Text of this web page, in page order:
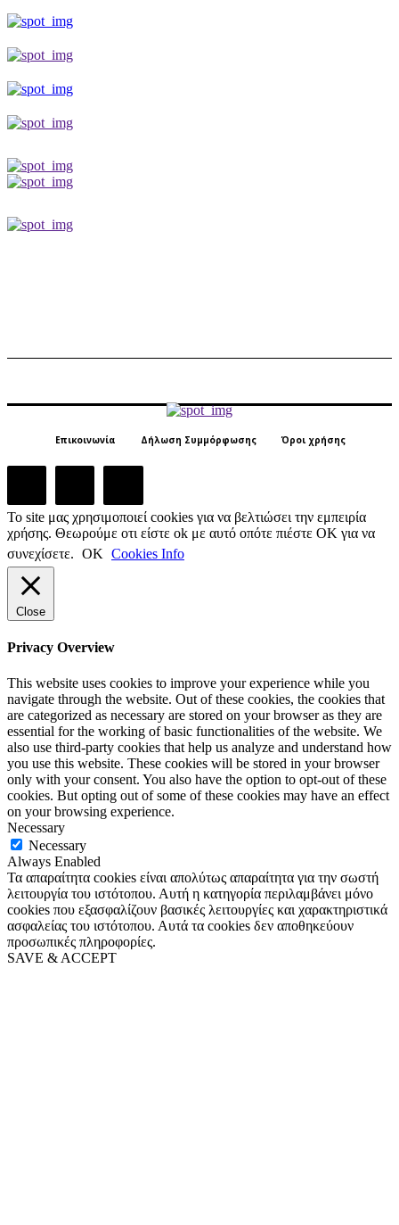
Επικοινωνία Δήλωση Συμμόρφωσης Όροι χρήσης
Το site μας χρησιμοποιεί cookies για να βελτιώσει την εμπειρία
χρήσης. Θεωρούμε οτι είστε ok με αυτό οπότε πιέστε ΟΚ για να
συνεχίσετε. ΟΚ Cookies Info
Close
Privacy Overview
This website uses cookies to improve your experience while you
navigate through the website. Out of these cookies, the cookies that
are categorized as necessary are stored on your browser as they are
essential for the working of basic functionalities of the website. We
also use third-party cookies that help us analyze and understand how
you use this website. These cookies will be stored in your browser
only with your consent. You also have the option to opt-out of these
cookies. But opting out of some of these cookies may have an effect
on your browsing experience.
Necessary
Necessary
Always Enabled
Τα απαραίτητα cookies είναι απολύτως απαραίτητα για την σωστή
λειτουργία του ιστότοπου. Αυτή η κατηγορία περιλαμβάνει μόνο
cookies που εξασφαλίζουν βασικές λειτουργίες και χαρακτηριστικά
ασφαλείας του ιστότοπου. Αυτά τα cookies δεν αποθηκεύουν
προσωπικές πληροφορίες.
SAVE & ACCEPT